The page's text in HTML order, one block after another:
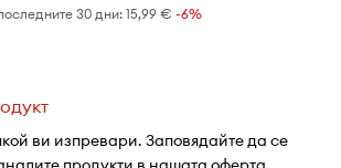
30 дни: 15,99 € -6%
ви изпревари. Заповядайте да се